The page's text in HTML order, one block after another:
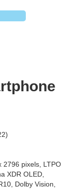
2796 pixels, LTPO
XDR OLED,
Dolby Vision,